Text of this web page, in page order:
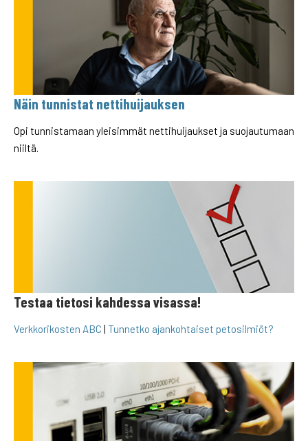
Näin tunnistat nettihuijauksen
Opi tunnistamaan yleisimmät nettihuijaukset ja suojautumaan
niiltä.
Testaa tietosi kahdessa visassa!
Verkkorikosten ABC | Tunnetko ajankohtaiset petosilmiöt?